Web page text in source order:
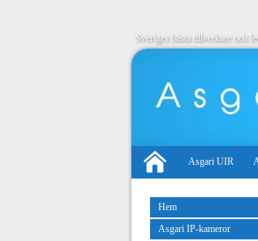
Sveriges bästa tillverkare och
Asgari UIR
Hem
Asgari IP-kameror